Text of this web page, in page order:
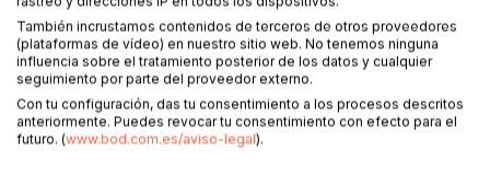
otra especie animal en peligro de extinción, habitantes de
un planeta rico y diverso que está a punto de colapsar.
-A pesar de cuanto he visto de extraño en el mundo de los
mamíferos humanos, a menudo ingenuos, a veces pueriles,
ocasionalmente malvados, y de todo aquello que he
También incrustamos contenidos de terceros de otros proveedores
(plataformas de vídeo) en nuestro sitio web. No tenemos ninguna
influencia sobre el tratamiento posterior de los datos y cualquier
seguimiento por parte del proveedor externo.
Con tu configuración, das tu consentimiento a los procesos descritos
anteriormente. Puedes revocar tu consentimiento con efecto para el
futuro. (www.bod.com.es/aviso-legal).